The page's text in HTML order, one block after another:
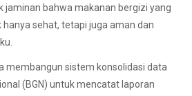
jaminan bahwa makanan bergizi yang
sehat, tetapi juga aman dan
membangun sistem konsolidasi data
(BGN) untuk mencatat laporan